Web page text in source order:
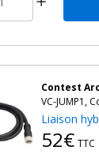
Contest
VC-JUMP1,
Liaison
52€ TTC